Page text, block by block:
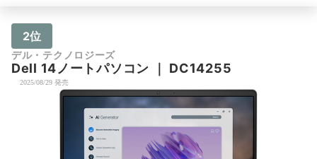
2位
デル・テクノロジーズ
Dell 14ノートパソコン DC14255
2025/08/29 発売